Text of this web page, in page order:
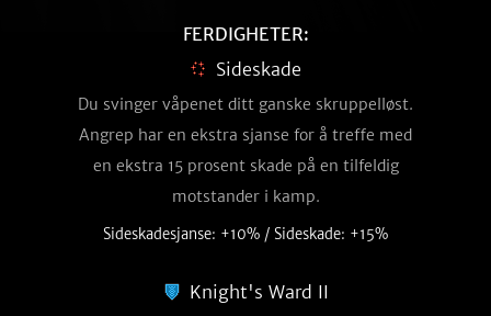
FERDIGHETER:
Sideskade
Du svinger våpenet ditt ganske skruppelløst.
Angrep har en ekstra sjanse for å treffe med
en ekstra 15 prosent skade på en tilfeldig
motstander i kamp.
Sideskadesjanse: +10% / Sideskade: +15%
Knight's Ward II